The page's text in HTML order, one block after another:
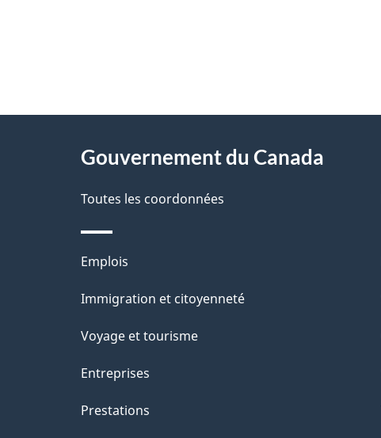
D
é
t
a
i
l
d
e
l
p
Gouvernement du Canada
Toutes les coordonnées
Thèmes
et
Emplois
Immigration et citoyenneté
Voyage et tourisme
Entreprises
Prestations